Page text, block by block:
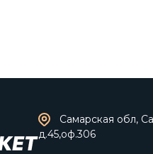
Самарская обл,
д.45,оф.306